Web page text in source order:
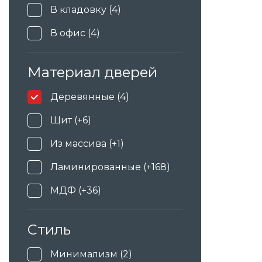
В кладовку (4)
В офис (4)
В туалет (4)
В кухню (4)
Материал дверей
Деревянные (4)
Щит (+6)
Из массива (+1)
Ламинированные (+168)
МДФ (+36)
ПВХ (+303)
Стиль
Минимализм (2)